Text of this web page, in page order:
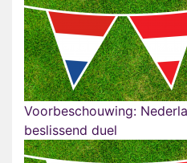
Voorbeschouwing:
beslissend duel